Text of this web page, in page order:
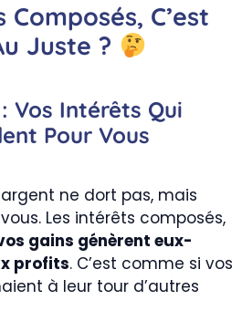
C’est
Juste ?
Vos Intérêts Qui
Pour Vous
ne dort pas, mais
Les intérêts composés,
gains génèrent eux-
profits. C’est comme si vos
à leur tour d’autres